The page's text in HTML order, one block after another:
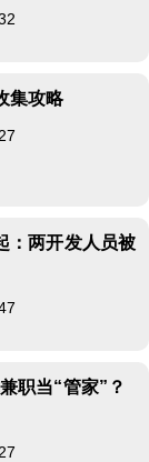
集攻略
：两开发人员被
职当“管家”？